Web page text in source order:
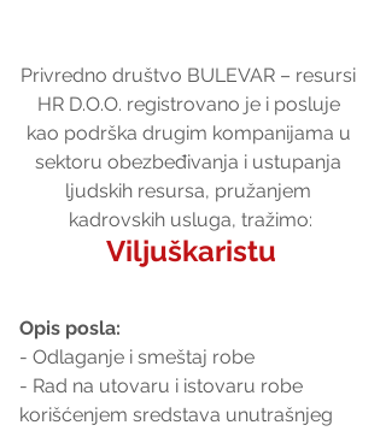
Privredno društvo BULEVAR – resursi
HR D.O.O. registrovano je i posluje
kao podrška drugim kompanijama u
sektoru obezbeđivanja i ustupanja
ljudskih resursa, pružanjem
kadrovskih usluga, tražimo:
Viljuškaristu
Opis posla:
- Odlaganje i smeštaj robe
- Rad na utovaru i istovaru robe
korišćenjem sredstava unutrašnjeg